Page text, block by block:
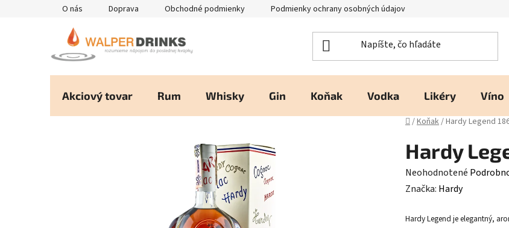
O nás Doprava Obchodné podmienky Podmienky ochrany osobných údajov
Akciový tovar Rum Whisky Gin Koňak Vodka Likéry Víno
Domov
/Koňak/Hardy Legend
Hardy
Priemerné
hodnotenie
je
Neohodnotené
Značka: Hardy
Hardy Legend je elegantný,